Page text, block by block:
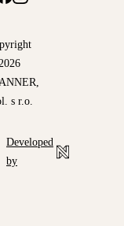
s r.o.
Developed
by